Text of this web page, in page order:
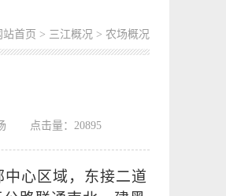
站首页 > 三江概况 > 农场概况
点击量： 20895
心区域，东接二道